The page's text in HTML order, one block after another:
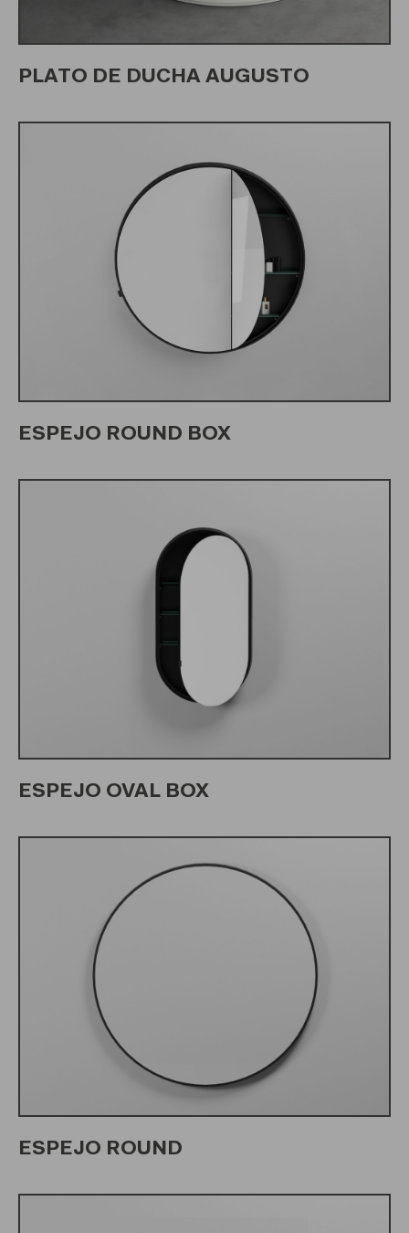
PLATO DE DUCHA AUGUSTO
ESPEJO ROUND BOX
ESPEJO OVAL BOX
ESPEJO ROUND